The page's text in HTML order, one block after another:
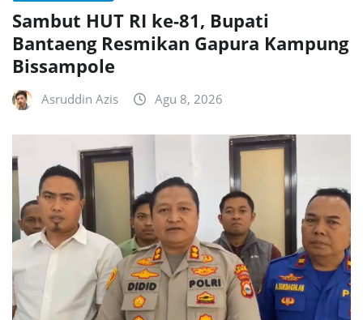
Sambut HUT RI ke-81, Bupati
Bantaeng Resmikan Gapura Kampung
Bissampole
Asruddin Azis Agu 8, 2026